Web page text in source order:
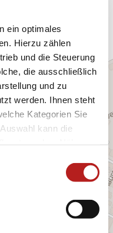
ein optimales
Hierzu zählen
und die Steuerung
die ausschließlich
und zu
werden. Ihnen steht
Kategorien Sie
kann die